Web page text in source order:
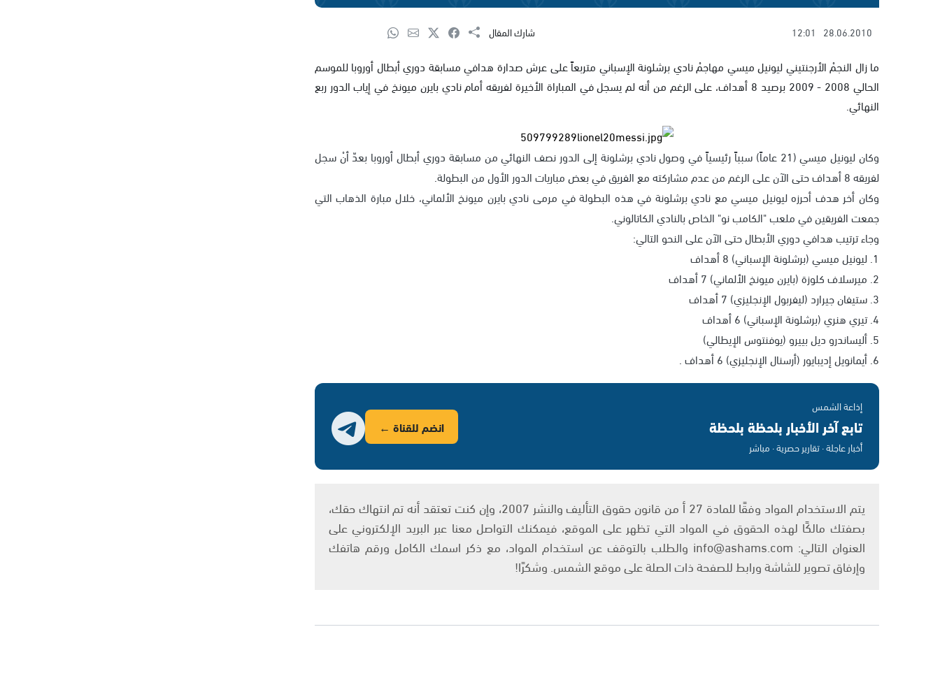
28.06.2010
12:01 شارك المقال
ما زال النجمْ الأرجنتيني ليونيل ميسي مهاجمْ نادي برشلونة الإسباني متربعاً على عرش صدارة هدافي مسابقة دوري أبطال أوروبا للموسم
الحالي 2008 - 2009 برصيد 8 أهداف، على الرغم من أنه لم يسجل في المباراة الأخيرة لفريقه أمام نادي بايرن ميونخ في إياب الدور ربع
النهائي.
وكان ليونيل ميسي (21 عاماً) سبباً رئيسياً في وصول نادي برشلونة إلى الدور نصف النهائي من مسابقة دوري أبطال أوروبا بعدّ أنْ سجل
لفريقه 8 أهداف حتى الآن على الرغم من عدم مشاركته مع الفريق في بعض مباريات الدور الأول من البطولة.
وكان أخر هدف أحرزه ليونيل ميسي مع نادي برشلونة في هذه البطولة في مرمى نادي بايرن ميونخ الألماني، خلال مبارة الذهاب التي
جمعت الفريقين في ملعب "الكامب نو" الخاص بالنادي الكاتالوني.
وجاء ترتيب هدافي دوري الأبطال حتى الآن على النحو التالي:
1. ليونيل ميسي (برشلونة الإسباني) 8 أهداف
2. ميرسلاف كلوزة (بايرن ميونخ الألماني) 7 أهداف
3. ستيفان جيرارد (ليفربول الإنجليزي) 7 أهداف
4. تيري هنري (برشلونة الإسباني) 6 أهداف
5. أليساندرو ديل بييرو (يوفنتوس الإيطالي)
6. أيمانويل إديبايور (أرسنال الإنجليزي) 6 أهداف .
إذاعة الشمس
تابع آخر الأخبار بلحظة بلحظة
أخبار عاجلة · تقارير حصرية · مباشر
انضم للقناة ←
يتم الاستخدام المواد وفقًا للمادة 27 أ من قانون حقوق التأليف والنشر 2007، وإن كنت تعتقد أنه تم انتهاك حقك،
بصفتك مالكًا لهذه الحقوق في المواد التي تظهر على الموقع، فيمكنك التواصل معنا عبر البريد الإلكتروني على
العنوان التالي: info@ashams.com والطلب بالتوقف عن استخدام المواد، مع ذكر اسمك الكامل ورقم هاتفك
وإرفاق تصوير للشاشة ورابط للصفحة ذات الصلة على موقع الشمس. وشكرًا!